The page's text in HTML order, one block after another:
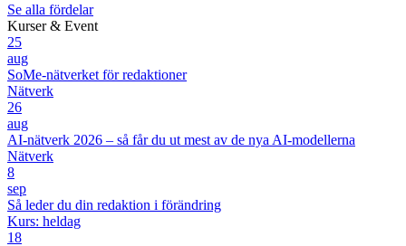
Se alla fördelar
Kurser & Event
25
aug
SoMe-nätverket för redaktioner
Nätverk
26
aug
AI-nätverk 2026 – så får du ut mest av de nya AI-modellerna
Nätverk
8
sep
Så leder du din redaktion i förändring
Kurs: heldag
18